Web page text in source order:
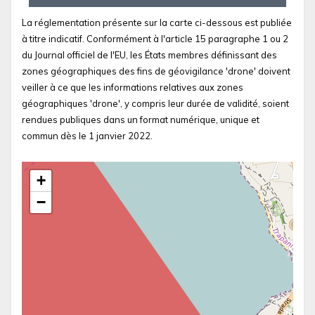
La réglementation présente sur la carte ci-dessous est publiée
à titre indicatif. Conformément à l'article 15 paragraphe 1 ou 2
du Journal officiel de l'EU, les États membres définissant des
zones géographiques des fins de géovigilance 'drone' doivent
veiller à ce que les informations relatives aux zones
géographiques 'drone', y compris leur durée de validité, soient
rendues publiques dans un format numérique, unique et
commun dès le 1 janvier 2022.